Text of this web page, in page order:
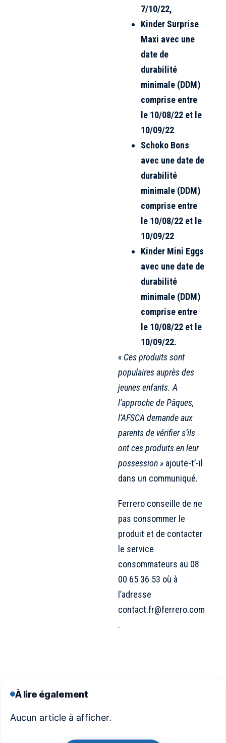
7/10/22,
Kinder Surprise
Maxi avec une
date de
durabilité
minimale (DDM)
comprise entre
le 10/08/22 et le
10/09/22
Schoko Bons
avec une date de
durabilité
minimale (DDM)
comprise entre
le 10/08/22 et le
10/09/22
Kinder Mini Eggs
avec une date de
durabilité
minimale (DDM)
comprise entre
le 10/08/22 et le
10/09/22.
« Ces produits sont
populaires auprès des
jeunes enfants. A
l’approche de Pâques,
l’AFSCA demande aux
parents de vérifier s’ils
ont ces produits en leur
possession » ajoute-t’-il
dans un communiqué.
Ferrero conseille de ne
pas consommer le
produit et de contacter
le service
consommateurs au 08
00 65 36 53 où à
l’adresse
contact.fr@ferrero.com
.
À lire également
Aucun article à afficher.